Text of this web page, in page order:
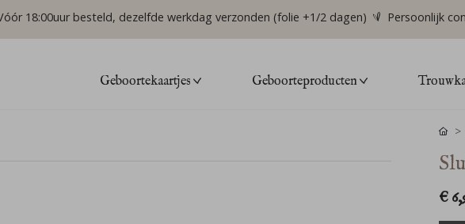
18:00uur besteld, dezelfde werkdag verzonden (folie +1/2 dagen) Persoonlijk
Geboortekaartjes Geboorteproducten
€